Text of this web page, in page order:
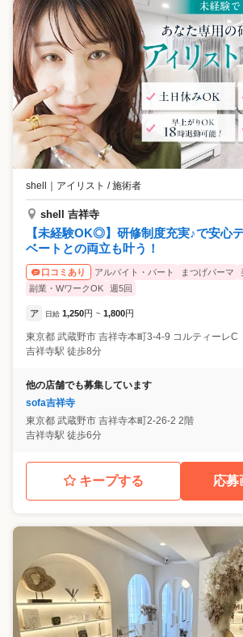
shell アイリスト / 施術者
shell 吉祥寺
【未経験OK◎】研修制度充実♪で安心
ベートとの両立も叶う！
口コミあり アルバイト・パート まつげパーマ
副業・WワークOK
週5回
ア 日給 1,250円 ~ 1,800円
東京都 武蔵野市 吉祥寺本町3-4-9 コルティーレC
吉祥寺駅 徒歩8分
他の店舗でも募集しています
sofa吉祥寺
東京都 武蔵野市 吉祥寺本町2-26-2 2階
吉祥寺駅 徒歩6分
キープする 応募